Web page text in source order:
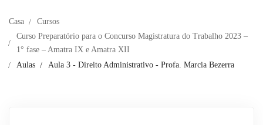
Casa
Cursos
Curso Preparatório para o Concurso Magistratura do Trabalho 2023 –
1° fase – Amatra IX e Amatra XII
Aulas
Aula 3 - Direito Administrativo - Profa. Marcia Bezerra